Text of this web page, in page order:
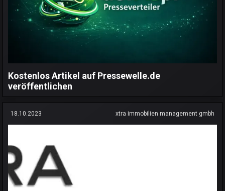
Kostenlos Artikel auf Pressewelle.de
veröffentlichen
18.10.2023 xtra immobilien management gmbh